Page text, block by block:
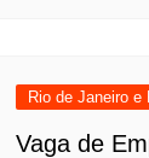
Rio de Janeiro e
Vaga de